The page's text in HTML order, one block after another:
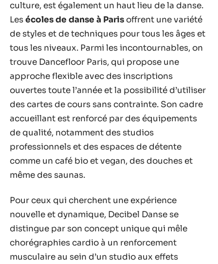
culture, est également un haut lieu de la danse.
Lesécoles de danse à Paris offrent une variété
de styles et de techniques pour tous les âges et
tous les niveaux. Parmi les incontournables, on
trouve Dancefloor Paris, qui propose une
approche flexible avec des inscriptions
ouvertes toute l’année et la possibilité d’utiliser
des cartes de cours sans contrainte. Son cadre
accueillant est renforcé par des équipements
de qualité, notamment des studios
professionnels et des espaces de détente
comme un café bio et vegan, des douches et
même des saunas.
Pour ceux qui cherchent une expérience
nouvelle et dynamique, Decibel Danse se
distingue par son concept unique qui mêle
chorégraphies cardio à un renforcement
musculaire au sein d’un studio aux effets